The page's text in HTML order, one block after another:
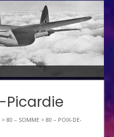
Picardie
> 80 – SOMME > 80 – POIX-DE-